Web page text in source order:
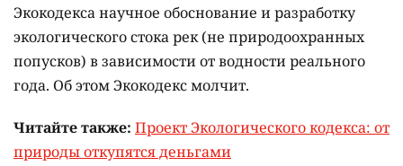
Экокодекса научное обоснование и разработку
экологического стока рек (не природоохранных
попусков) в зависимости от водности реального
года. Об этом Экокодекс молчит.
Читайте также: Проект Экологического кодекса: от
природы откупятся деньгами